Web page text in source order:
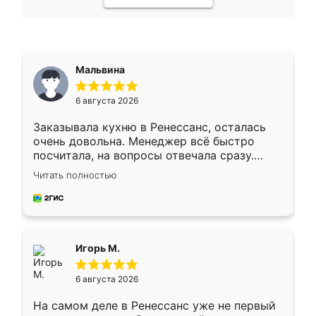
Мальвина
6 августа 2026
Заказывала кухню в Ренессанс, осталась
очень довольна. Менеджер всё быстро
посчитала, на вопросы отвечала сразу.
Замерщик приехал в субботу, подошёл к
делу со всей ответственностью. Собрали
за день, ребята работали аккуратно, даже
Читать полностью
Игорь М.
6 августа 2026
На самом деле в Ренессанс уже не первый